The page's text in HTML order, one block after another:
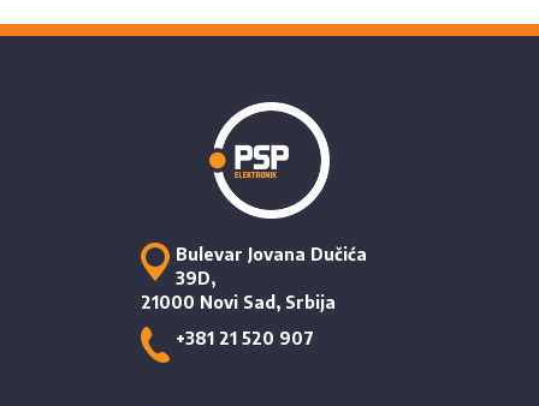
Bulevar Jovana Dučića
39D,
21000 Novi Sad, Srbija
+381 21 520 907